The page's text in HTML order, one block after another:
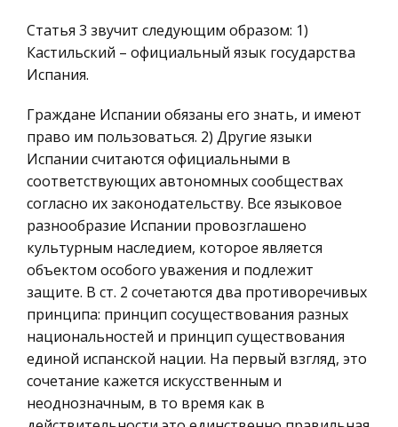
География, Экономическая география
Литература, Лингвистика
Бухгалтерский учет
Налоговое право
Экологическое право
Физика
Теория государства и права
Компьютерные сети
Философия
Программирование, Базы данных
Правоохранительные органы
Конституционное (государственное) право
России
аналитических программ позволяет ав
Брюшной тиф и паратиф А и В
контроля осуществляется отправка детей на
оздоровление в эпиднеблагополучные районы,
отправка и встреча вахтовых бригад, групп
специалистов, работающих в неб
Изображение русского национального
характера в произведениях Н.С. Лескова и И.А.
Гончарова
Петровск 2004 г. Содержание TOC o '1-3' h z
Вступление . PAGEREF _Toc72160073 h 3
Обломовщина . PAGEREF _Toc72160074 h 3 1)
Характер Обломова. 2) Андрей Штольц как
антипод Обломова. 3) Н. А. Добролюб
Статья 3 звучит следующим образом: 1)
Кастильский – официальный язык государства
Испания.
Граждане Испании обязаны его знать, и имеют
право им пользоваться. 2) Другие языки
Испании считаются официальными в
соответствующих автономных сообществах
согласно их законодательству. Все языковое
разнообразие Испании провозглашено
культурным наследием, которое является
объектом особого уважения и подлежит
защите. В ст. 2 сочетаются два противоречивых
принципа: принцип сосуществования разных
национальностей и принцип существования
единой испанской нации. На первый взгляд, это
сочетание кажется искусственным и
неоднозначным, в то время как в